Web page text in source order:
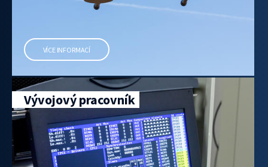
VÍCE INFORMACÍ
Vývojový pracovník